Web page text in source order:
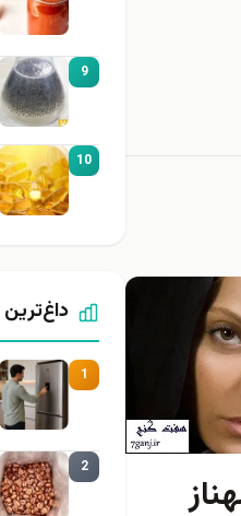
9
10
داغ‌ترین ۳ ماه اخیر
1
2